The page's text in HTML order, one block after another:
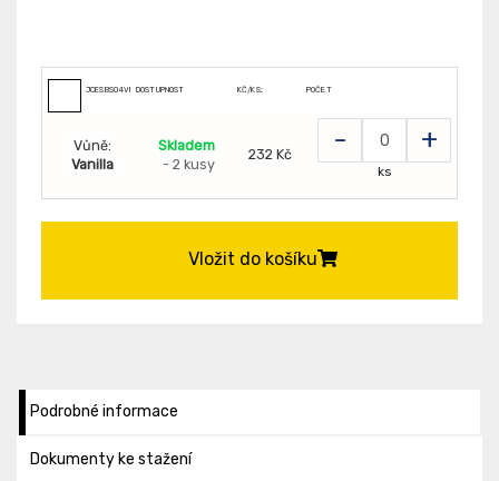
JCESBS04VN DOSTUPNOST KČ/KS: POČET
Vůně:
Vanilla
Skladem
- 2 kusy
232 Kč - +
ks
Vložit do košíku
Podrobné informace
Dokumenty ke stažení